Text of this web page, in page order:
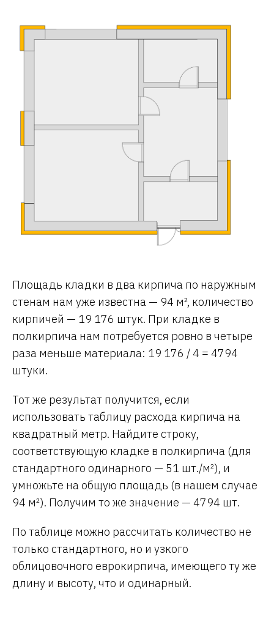
Площадь кладки в два кирпича по наружным
стенам нам уже известна — 94 м², количество
кирпичей — 19 176 штук. При кладке в
полкирпича нам потребуется ровно в четыре
раза меньше материала: 19 176 / 4 = 4794
штуки.
Тот же результат получится, если
использовать таблицу расхода кирпича на
квадратный метр. Найдите строку,
соответствующую кладке в полкирпича (для
стандартного одинарного — 51 шт./м²), и
умножьте на общую площадь (в нашем случае
94 м²). Получим то же значение — 4794 шт.
По таблице можно рассчитать количество не
только стандартного, но и узкого
облицовочного еврокирпича, имеющего ту же
длину и высоту, что и одинарный.